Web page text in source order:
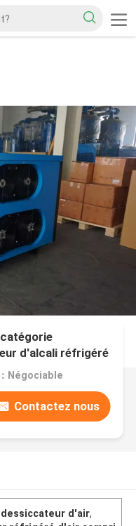
d'alcali réfrigéré
Négociable
Contactez nous
d'air,